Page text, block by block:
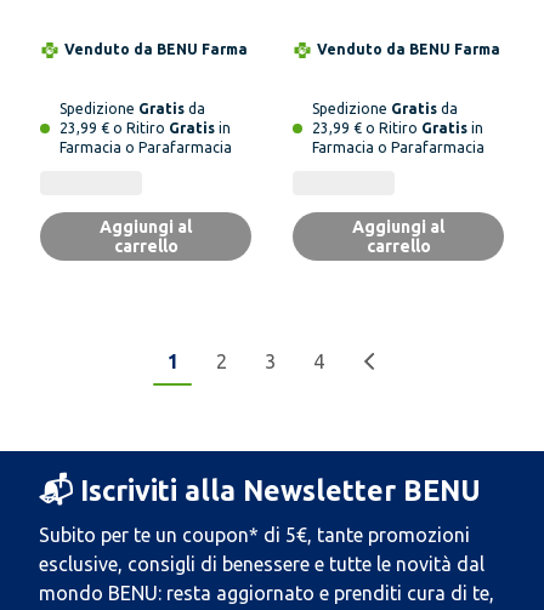
Venduto da BENU Farma
Spedizione Gratis da
23,99 € o Ritiro Gratis in
Farmacia o Parafarmacia
Aggiungi al
carrello
Venduto da BENU Farma
Spedizione Gratis da
23,99 € o Ritiro Gratis in
Farmacia o Parafarmacia
Aggiungi al
carrello
1 2 3 4
📬 Iscriviti alla Newsletter BENU
Subito per te un coupon* di 5€, tante promozioni
esclusive, consigli di benessere e tutte le novità dal
mondo BENU: resta aggiornato e prenditi cura di te,